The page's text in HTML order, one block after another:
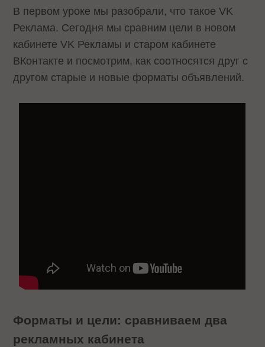
В первом уроке мы разобрали, что такое VK
Реклама. Сегодня мы сравним цели в новом
кабинете VK Рекламы и старом кабинете
ВКонтакте и посмотрим, как соотносятся друг с
другом старые и новые форматы объявлений.
Форматы и цели: сравниваем два
рекламных кабинета